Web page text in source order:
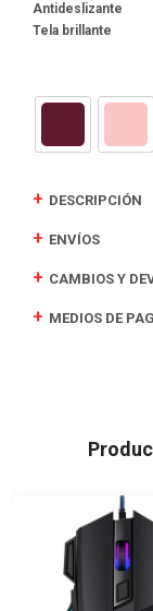
Antideslizante
Tela brillante
DESCRIPCIÓN
ENVÍOS
CAMBIOS Y
MEDIOS DE